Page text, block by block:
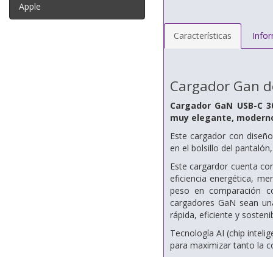
Apple
Características
Cargador Gan
Cargador GaN USB-
muy elegante,
Este cargador con
en el bolsillo del
Este cargardor cuenta
eficiencia energética,
peso en comparación
cargadores GaN sean
rápida, eficiente y
Tecnología AI (chip
para maximizar tanto la